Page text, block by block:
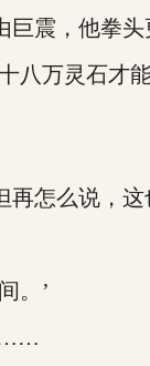
震，他拳头
万灵石才
怎么说，这
。’
……